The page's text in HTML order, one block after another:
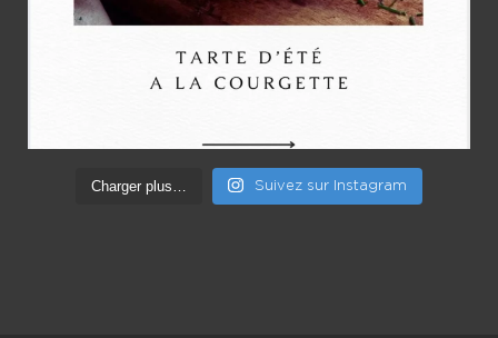
Charger plus… Suivez sur Instagram